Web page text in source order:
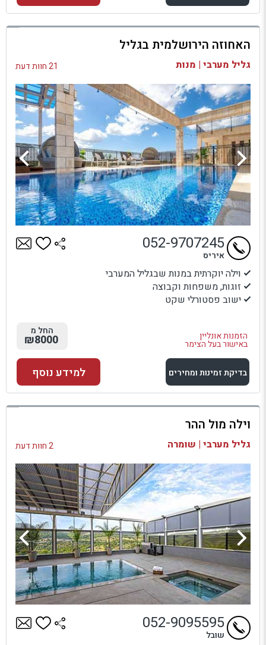
למתחם זה
בדיקת זמינות ומחירים
האחוזה הירושלמית בגליל
גליל מערבי | מנות 21 חוות דעת
וילה יוקרתית במנות שבגליל המערבי
זוגות, משפחות וקבוצה
ישוב פסטורלי שקט
הזמנות אונליין
באישור בעל הצימר
052-9707245
איריס
החל מ
₪8000
בדיקת זמינות ומחירים
למתחם זה
בדיקת זמינות ומחירים
למידע נוסף
וילה מול ההר
גליל מערבי | שומרה 2 חוות דעת
052-9095595
שובל